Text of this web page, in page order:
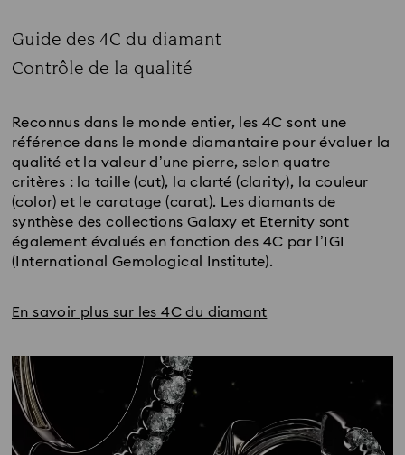
Guide des 4C du diamant
Contrôle de la qualité
Reconnus dans le monde entier, les 4C sont une
référence dans le monde diamantaire pour évaluer la
qualité et la valeur d’une pierre, selon quatre
critères : la taille (cut), la clarté (clarity), la couleur
(color) et le caratage (carat). Les diamants de
synthèse des collections Galaxy et Eternity sont
également évalués en fonction des 4C par l’IGI
(International Gemological Institute).
En savoir plus sur les 4C du diamant